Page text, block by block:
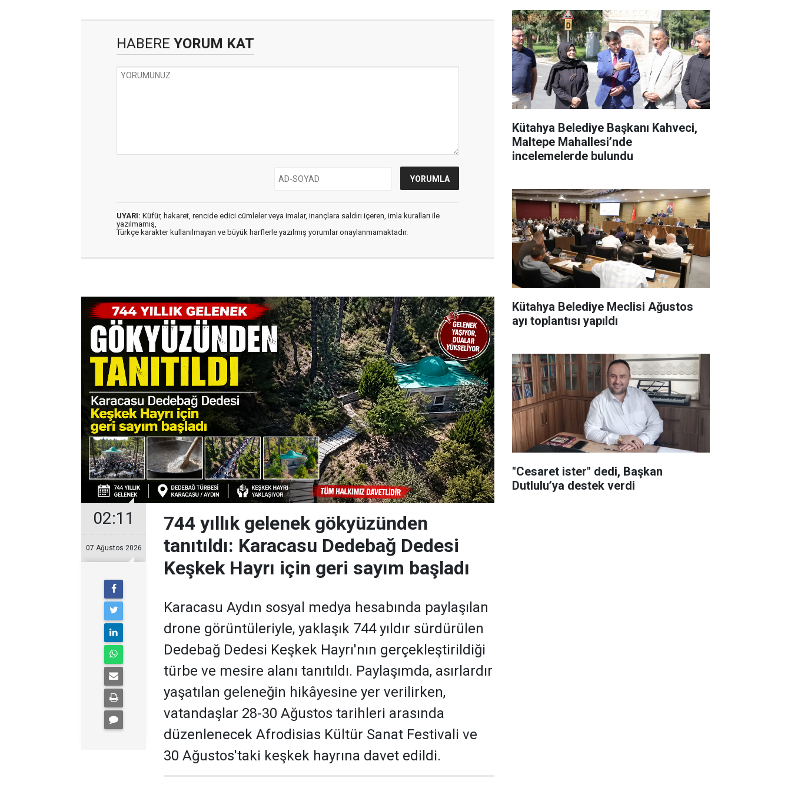
HABERE YORUM KAT
UYARI: Küfür, hakaret, rencide edici cümleler veya imalar, inançlara saldırı içeren, imla kuralları ile
yazılmamış,
Türkçe karakter kullanılmayan ve büyük harflerle yazılmış yorumlar onaylanmamaktadır.
02:11
07 Ağustos 2026
744 yıllık gelenek gökyüzünden
tanıtıldı: Karacasu Dedebağ Dedesi
Keşkek Hayrı için geri sayım başladı
Karacasu Aydın sosyal medya hesabında paylaşılan
drone görüntüleriyle, yaklaşık 744 yıldır sürdürülen
Dedebağ Dedesi Keşkek Hayrı'nın gerçekleştirildiği
türbe ve mesire alanı tanıtıldı. Paylaşımda, asırlardır
yaşatılan geleneğin hikâyesine yer verilirken,
vatandaşlar 28-30 Ağustos tarihleri arasında
düzenlenecek Afrodisias Kültür Sanat Festivali ve
30 Ağustos'taki keşkek hayrına davet edildi.
Kütahya Belediye Başkanı Kahveci,
Maltepe Mahallesi’nde
incelemelerde bulundu
Kütahya Belediye Meclisi Ağustos
ayı toplantısı yapıldı
"Cesaret ister" dedi, Başkan
Dutlulu’ya destek verdi